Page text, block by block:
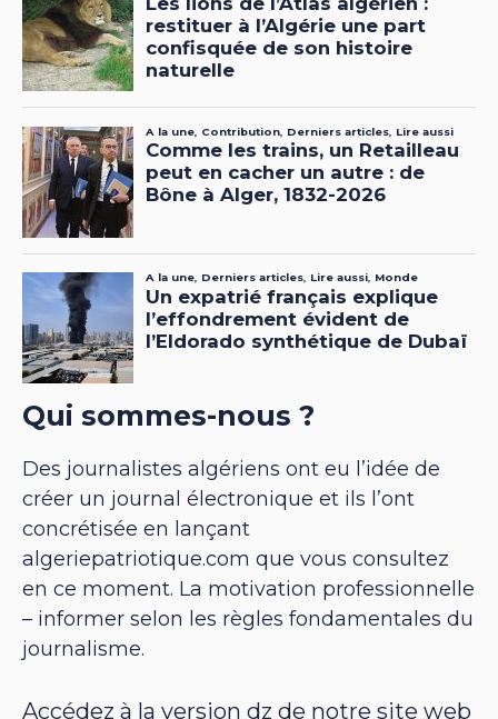
Qui sommes-nous ?
Des journalistes algériens ont eu l’idée de
créer un journal électronique et ils l’ont
concrétisée en lançant
algeriepatriotique.com que vous consultez
en ce moment. La motivation professionnelle
– informer selon les règles fondamentales du
journalisme.
Accédez à la version dz de notre site web